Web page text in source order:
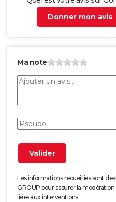
Donner mon avis
Ma note
Les informations recueillies sont
GROUP pour assurer la
liées aux interventions.